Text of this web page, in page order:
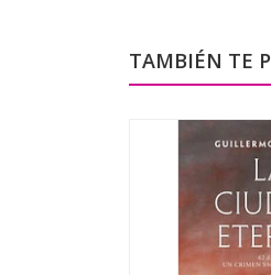
TAMBIÉN TE